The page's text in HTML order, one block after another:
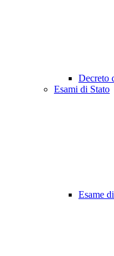
Decreto
Esami di Stato
Esame